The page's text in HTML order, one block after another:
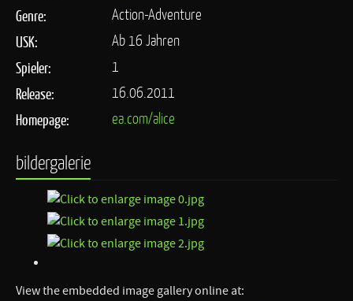
Genre:
Action-Adventure
USK:
Ab 16 Jahren
Spieler:
1
Release:
16.06.2011
Homepage:
ea.com/alice
bildergalerie
View the embedded image gallery online at: